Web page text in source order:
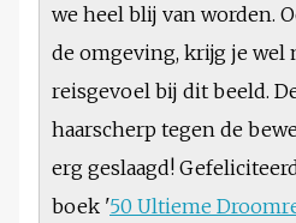
we heel blij van worden.
de omgeving, krijg je wel
reisgevoel bij dit beeld.
haarscherp tegen de
erg geslaagd!
boek '50 Ultieme